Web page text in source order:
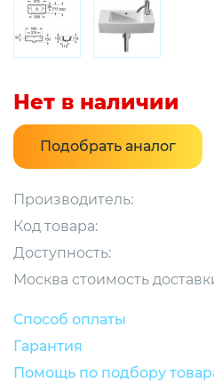
Нет в наличии
Подобрать аналог
Производитель:
Код товара:
Доступность:
Москва стоимость
Способ оплаты
Гарантия
Помощь по подбору